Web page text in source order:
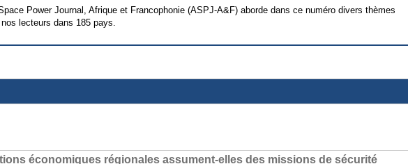
Power Journal, Afrique et Francophonie (ASPJ-A&F) aborde dans ce numéro divers thèmes
lecteurs dans 185 pays.
économiques régionales assument-elles des missions de sécurité